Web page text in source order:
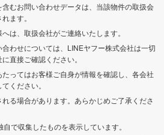
むお問い合わせデータは、当該物件の取扱会
ます。
は、取扱会社がご連絡いたします。
わせについては、LINEヤフー株式会社は一切
直接ご確認ください。
ってはお客様ご自身が情報を確認し、各会社
ください。
る場合があります。あらかじめご了承くださ
で収集したものを表示しています。